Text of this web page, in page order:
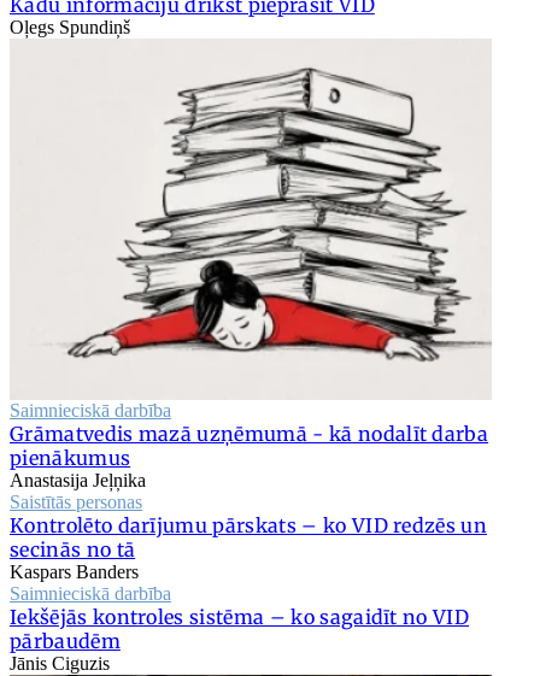
Kādu informāciju drīkst pieprasīt VID
Oļegs Spundiņš
Saimnieciskā darbība
Grāmatvedis mazā uzņēmumā - kā nodalīt darba
pienākumus
Anastasija Jeļņika
Saistītās personas
Kontrolēto darījumu pārskats – ko VID redzēs un
secinās no tā
Kaspars Banders
Saimnieciskā darbība
Iekšējās kontroles sistēma – ko sagaidīt no VID
pārbaudēm
Jānis Ciguzis